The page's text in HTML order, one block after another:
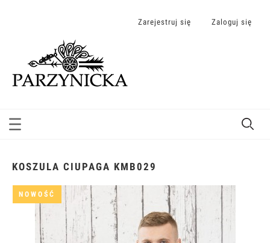
Zarejestruj się Zaloguj się
KOSZULA CIUPAGA KMB029
NOWOŚĆ